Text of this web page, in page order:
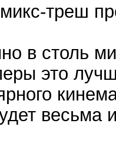
треш
в столь
это
весьма